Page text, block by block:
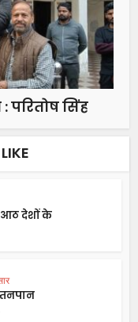
परितोष सिंह
आठ देशों के